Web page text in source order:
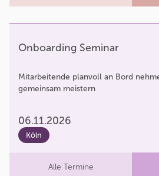
Onboarding Seminar
Mitarbeitende planvoll an Bord
gemeinsam meistern
06.11.2026
Köln
Alle Termine